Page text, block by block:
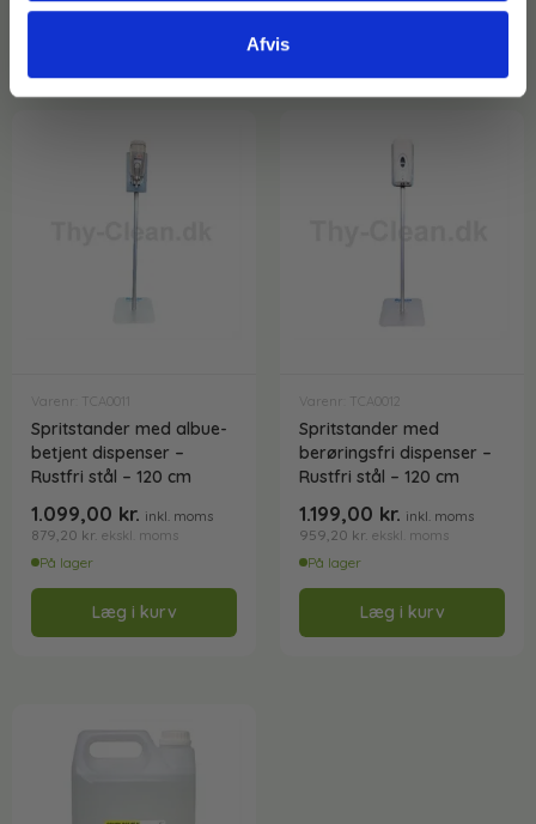
Afvis
Læg i kurv Læg i kurv
Varenr: TCA0011
Spritstander med albue-
betjent dispenser –
Rustfri stål – 120 cm
1.099,00 kr. inkl. moms
879,20 kr. ekskl. moms
På lager
Læg i kurv
Varenr: TCA0012
Spritstander med
berøringsfri dispenser –
Rustfri stål – 120 cm
1.199,00 kr. inkl. moms
959,20 kr. ekskl. moms
På lager
Læg i kurv